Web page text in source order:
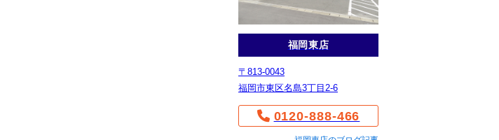
福岡東店
〒813-0043
福岡市東区名島3丁目2-6
0120-888-466